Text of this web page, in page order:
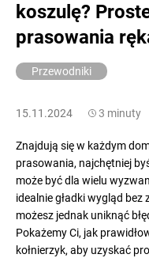
koszulę?
prasowania
Przewodniki
15.11.2024 3 minuty
Znajdują się w każdym
prasowania, najchętniej
może być dla wielu
idealnie gładki wygląd
możesz jednak uniknąć
Pokażemy Ci, jak
kołnierzyk, aby uzyskać